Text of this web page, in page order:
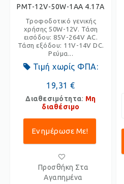
PMT-12V-50W-1AA 4.17A
Τροφοδοτικό γενικής
χρήσης 50W-12V. Τάση
εισόδου: 85V-264V AC.
Τάση εξόδου: 11V-14V DC.
Ρεύμα...
Τιμή χωρίς ΦΠΑ:
19,31 €
Διαθεσιμότητα: Μη
διαθέσιμο
Ενημέρωσε Με!
Προσθήκη Στα
Αγαπημένα